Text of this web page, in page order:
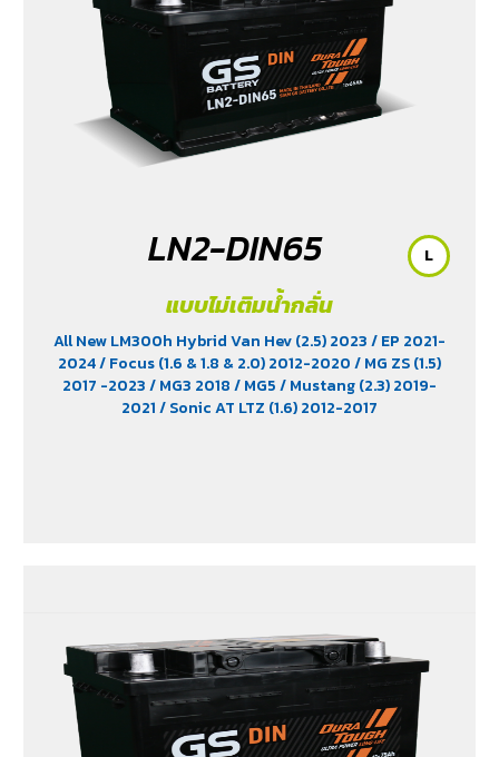
LN2-DIN65
แบบไม่เติมน้ำกลั่น
All New LM300h Hybrid Van Hev (2.5) 2023/ EP 2021-
2024/ Focus (1.6 & 1.8 & 2.0) 2012-2020/ MG ZS (1.5)
2017 -2023/ MG3 2018/ MG5/ Mustang (2.3) 2019-
2021/ Sonic AT LTZ (1.6) 2012-2017
L